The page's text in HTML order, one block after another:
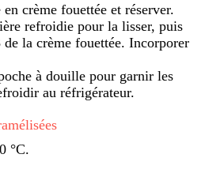
crème fouettée et réserver.
refroidie pour la lisser, puis
la crème fouettée. Incorporer
à douille pour garnir les
au réfrigérateur.
°C.